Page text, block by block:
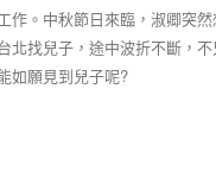
作。中秋節日來臨，淑卿突
找兒子，途中波折不斷，不
如願見到兒子呢?